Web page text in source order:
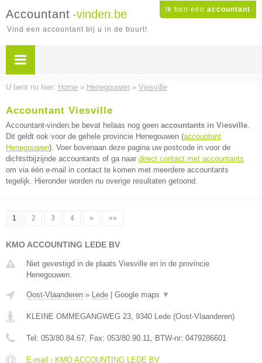
Ik ben een accountant
Accountant -vinden.be
Vind een accountant bij u in de buurt!
U bent nu hier: Home » Henegouwen » Viesville
Accountant Viesville
Accountant-vinden.be bevat helaas nog geen accountants in Viesville.
Dit geldt ook voor de gehele provincie Henegouwen (accountant
Henegouwen). Voer bovenaan deze pagina uw postcode in voor de
dichtstbijzijnde accountants of ga naar direct contact met accountants
om via één e-mail in contact te komen met meerdere accountants
tegelijk. Hieronder worden nu overige resultaten getoond.
1 2 3 4 » »»
KMO ACCOUNTING LEDE BV
Niet gevestigd in de plaats Viesville en in de provincie
Henegouwen.
Oost-Vlaanderen » Lede Google maps ▼
KLEINE OMMEGANGWEG 23, 9340 Lede (Oost-Vlaanderen)
Tel: 053/80.84.67, Fax: 053/80.90.11, BTW-nr: 0479286601
E-mail › KMO ACCOUNTING LEDE BV